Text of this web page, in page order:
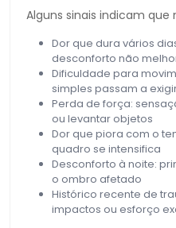
Alguns sinais indicam
Dor que dura vários
desconforto não
Dificuldade para
simples passam a
Perda de força:
ou levantar objetos
Dor que piora com o
quadro se intensifica
Desconforto à noite:
o ombro afetado
Histórico recente de
impactos ou esforço